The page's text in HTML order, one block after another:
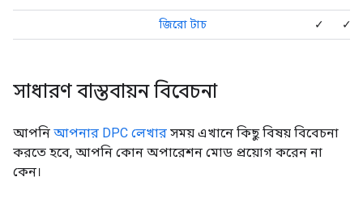
জিরো টাচ ✓ ✓
সাধারণ বাস্তবায়ন বিবেচনা
আপনি আপনার DPC লেখার সময় এখানে কিছু বিষয় বিবেচনা
করতে হবে, আপনি কোন অপারেশন মোড প্রয়োগ করেন না
কেন।